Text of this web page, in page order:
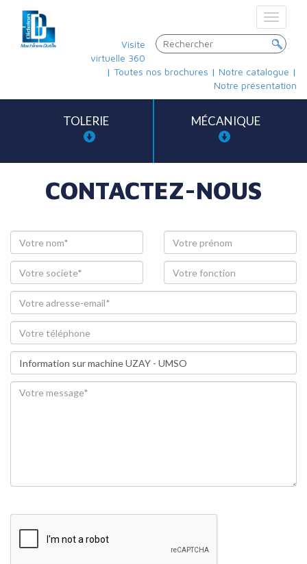
Toggle
Visite
virtuelle 360
| Toutes nos brochures | Notre catalogue |
Notre présentation
TOLERIE MÉCANIQUE
CONTACTEZ-NOUS